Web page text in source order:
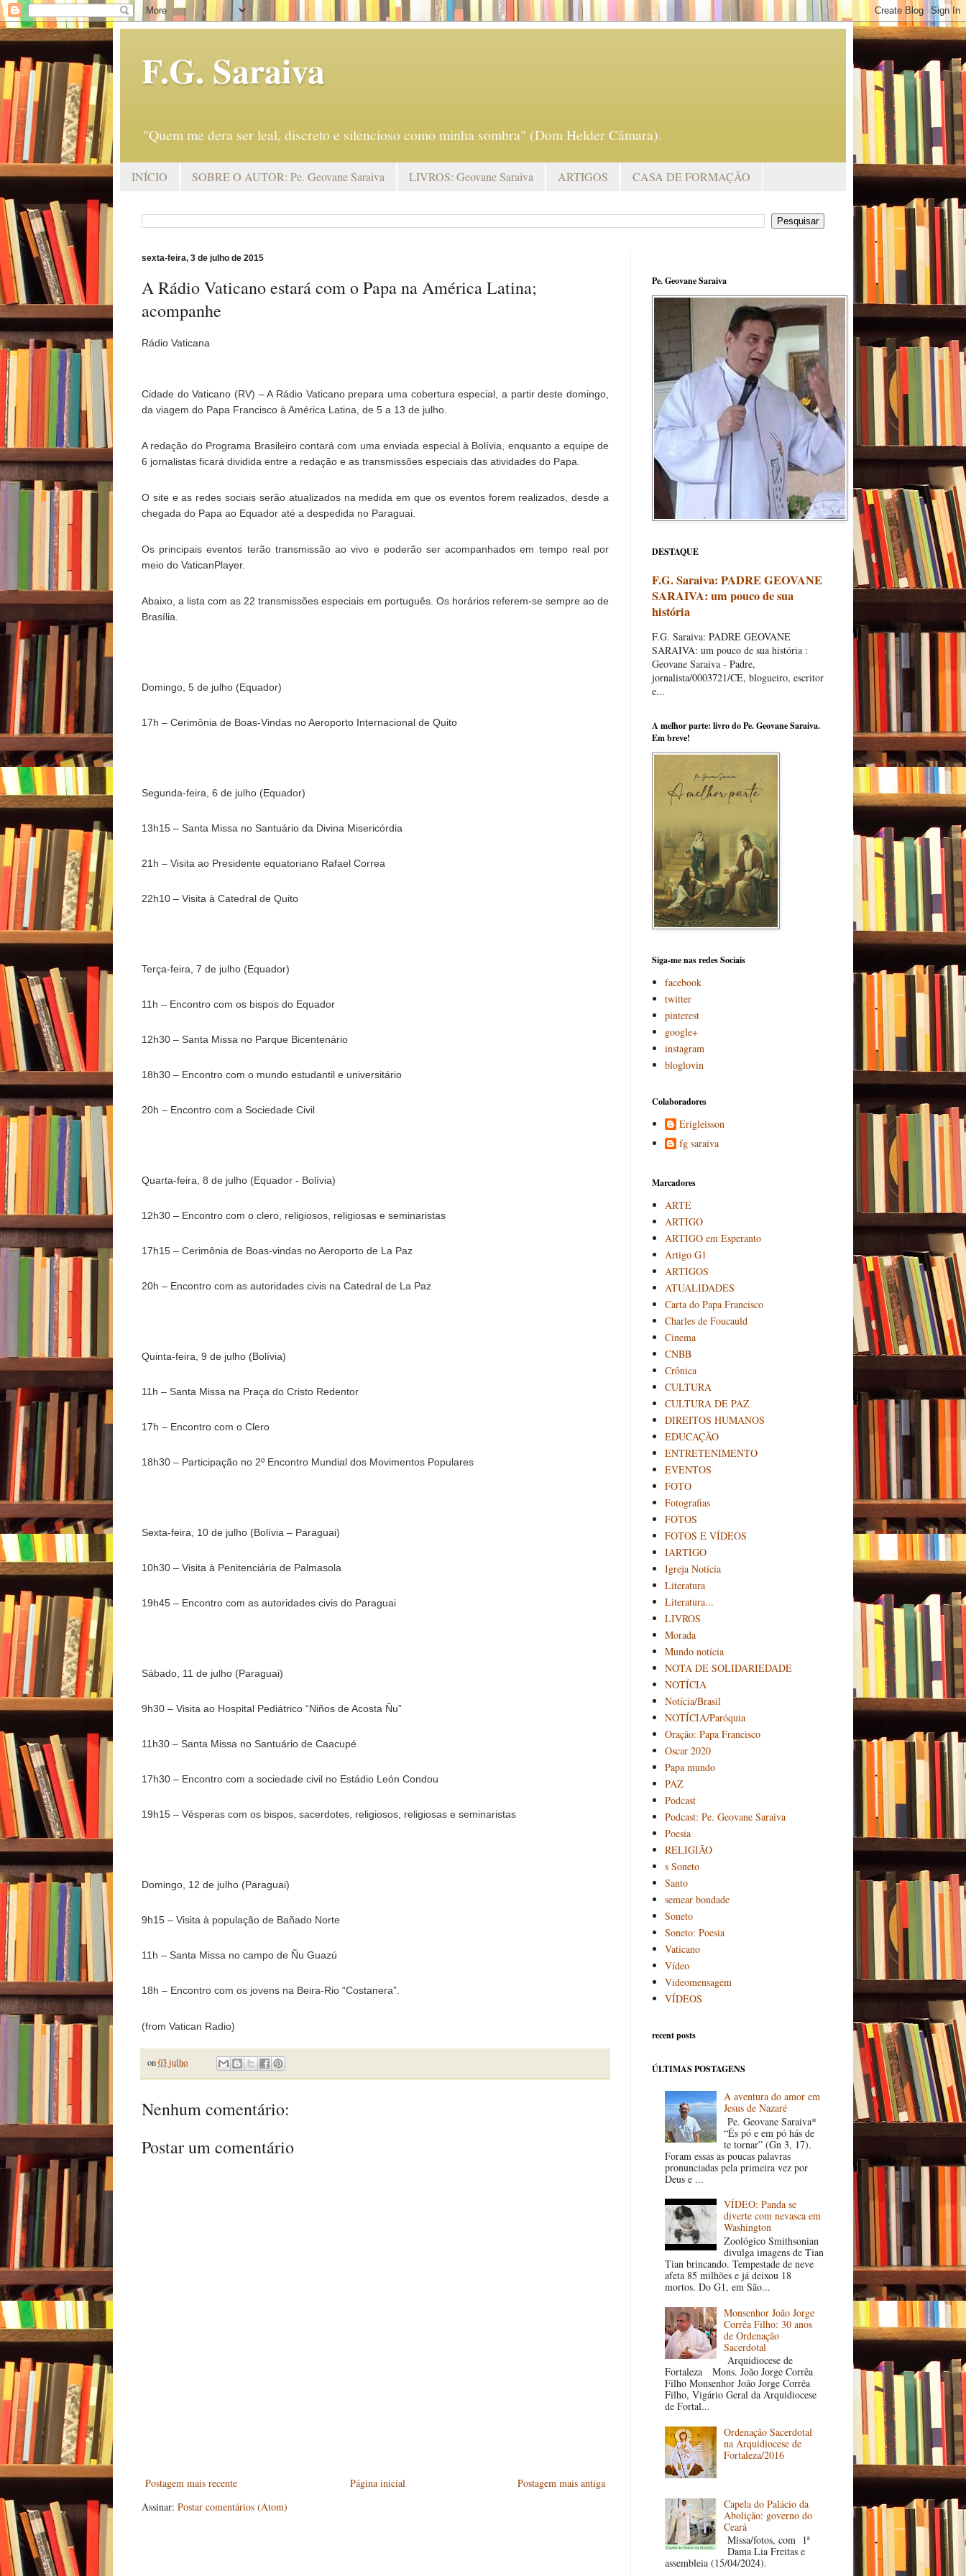
F.G. Saraiva
"Quem me dera ser leal, discreto e silencioso como minha sombra" (Dom Helder Câmara).
INÍCIO SOBRE O AUTOR: Pe. Geovane Saraiva LIVROS: Geovane Saraiva ARTIGOS CASA DE FORMAÇÃO
sexta-feira, 3 de julho de 2015
A Rádio Vaticano estará com o Papa na América Latina;
acompanhe
Rádio Vaticana
Cidade do Vaticano (RV) – A Rádio Vaticano prepara uma cobertura especial, a partir deste domingo,
da viagem do Papa Francisco à América Latina, de 5 a 13 de julho.
A redação do Programa Brasileiro contará com uma enviada especial à Bolívia, enquanto a equipe de
6 jornalistas ficará dividida entre a redação e as transmissões especiais das atividades do Papa.
O site e as redes sociais serão atualizados na medida em que os eventos forem realizados, desde a
chegada do Papa ao Equador até a despedida no Paraguai.
Os principais eventos terão transmissão ao vivo e poderão ser acompanhados em tempo real por
meio do VaticanPlayer.
Abaixo, a lista com as 22 transmissões especiais em português. Os horários referem-se sempre ao de
Brasília.
Domingo, 5 de julho (Equador)
17h – Cerimônia de Boas-Vindas no Aeroporto Internacional de Quito
Segunda-feira, 6 de julho (Equador)
13h15 – Santa Missa no Santuário da Divina Misericórdia
21h – Visita ao Presidente equatoriano Rafael Correa
22h10 – Visita à Catedral de Quito
Terça-feira, 7 de julho (Equador)
11h – Encontro com os bispos do Equador
12h30 – Santa Missa no Parque Bicentenário
18h30 – Encontro com o mundo estudantil e universitário
20h – Encontro com a Sociedade Civil
Quarta-feira, 8 de julho (Equador - Bolívia)
12h30 – Encontro com o clero, religiosos, religiosas e seminaristas
17h15 – Cerimônia de Boas-vindas no Aeroporto de La Paz
20h – Encontro com as autoridades civis na Catedral de La Paz
Quinta-feira, 9 de julho (Bolívia)
11h – Santa Missa na Praça do Cristo Redentor
17h – Encontro com o Clero
18h30 – Participação no 2º Encontro Mundial dos Movimentos Populares
Sexta-feira, 10 de julho (Bolívia – Paraguai)
10h30 – Visita à Penitenciária de Palmasola
19h45 – Encontro com as autoridades civis do Paraguai
Sábado, 11 de julho (Paraguai)
9h30 – Visita ao Hospital Pediátrico “Niños de Acosta Ñu”
11h30 – Santa Missa no Santuário de Caacupé
17h30 – Encontro com a sociedade civil no Estádio León Condou
19h15 – Vésperas com os bispos, sacerdotes, religiosos, religiosas e seminaristas
Domingo, 12 de julho (Paraguai)
9h15 – Visita à população de Bañado Norte
11h – Santa Missa no campo de Ñu Guazú
18h – Encontro com os jovens na Beira-Rio “Costanera”.
(from Vatican Radio)
on03 julho
Nenhum comentário:
Postar um comentário
Postagem mais recente Postagem mais antiga
Página inicial
Assinar: Postar comentários (Atom)
Pe. Geovane Saraiva
DESTAQUE
F.G. Saraiva: PADRE GEOVANE
SARAIVA: um pouco de sua
história
F.G. Saraiva: PADRE GEOVANE
SARAIVA: um pouco de sua história :
Geovane Saraiva - Padre,
jornalista/0003721/CE, blogueiro, escritor
e...
A melhor parte: livro do Pe. Geovane Saraiva.
Em breve!
Siga-me nas redes Sociais
facebook
twitter
pinterest
google+
instagram
bloglovin
Colaboradores
Erigleisson
fg saraiva
Marcadores
ARTE
ARTIGO
ARTIGO em Esperanto
Artigo G1
ARTIGOS
ATUALIDADES
Carta do Papa Francisco
Charles de Foucauld
Cinema
CNBB
Crônica
CULTURA
CULTURA DE PAZ
DIREITOS HUMANOS
EDUCAÇÃO
ENTRETENIMENTO
EVENTOS
FOTO
Fotografias
FOTOS
FOTOS E VÍDEOS
IARTIGO
Igreja Notícia
Literatura
Literatura...
LIVROS
Morada
Mundo notícia
NOTA DE SOLIDARIEDADE
NOTÍCIA
Notícia/Brasil
NOTÍCIA/Paróquia
Oração: Papa Francisco
Oscar 2020
Papa mundo
PAZ
Podcast
Podcast: Pe. Geovane Saraiva
Poesia
RELIGIÃO
s Soneto
Santo
semear bondade
Soneto
Soneto: Poesia
Vaticano
Vídeo
Videomensagem
VÍDEOS
recent posts
ÚLTIMAS POSTAGENS
A aventura do amor em
Jesus de Nazaré
Pe. Geovane Saraiva*
“És pó e em pó hás de
te tornar” (Gn 3, 17).
Foram essas as poucas palavras
pronunciadas pela primeira vez por
Deus e ...
VÍDEO: Panda se
diverte com nevasca em
Washington
Zoológico Smithsonian
divulga imagens de Tian
Tian brincando. Tempestade de neve
afeta 85 milhões e já deixou 18
mortos. Do G1, em São...
Monsenhor João Jorge
Corrêa Filho: 30 anos
de Ordenação
Sacerdotal
Arquidiocese de
Fortaleza Mons. João Jorge Corrêa
Filho Monsenhor João Jorge Corrêa
Filho, Vigário Geral da Arquidiocese
de Fortal...
Ordenação Sacerdotal
na Arquidiocese de
Fortaleza/2016
Capela do Palácio da
Abolição: governo do
Ceará
Missa/fotos, com 1ª
Dama Lia Freitas e
assembleia (15/04/2024).